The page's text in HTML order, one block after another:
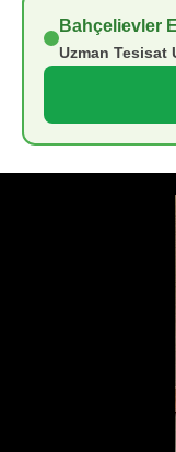
Bahçelievler
Uzman Tesisat